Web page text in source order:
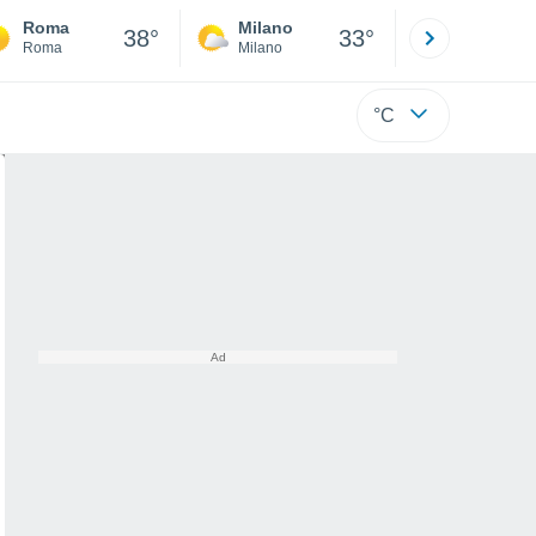
Roma
Roma 38° Milano
Milano 33°
°C